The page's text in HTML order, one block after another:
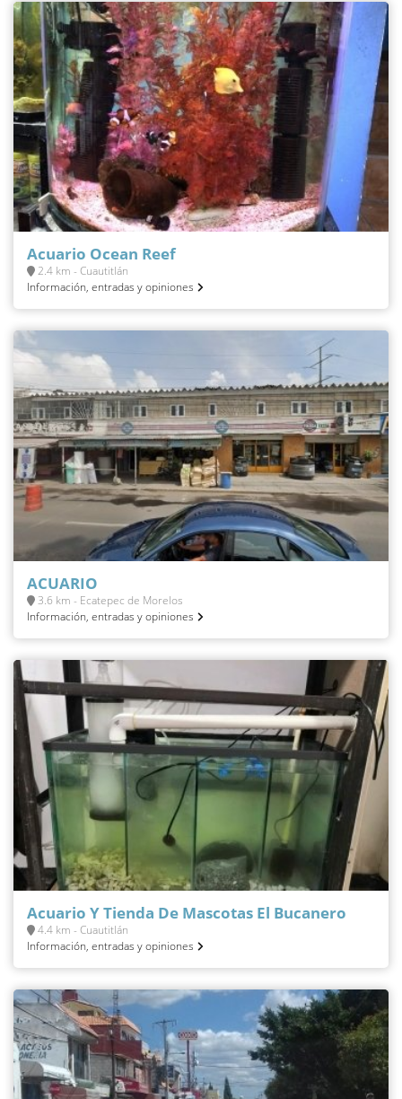
Acuario Ocean Reef
2.4 km - Cuautitlán
Información, entradas y opiniones
ACUARIO
3.6 km - Ecatepec de Morelos
Información, entradas y opiniones
Acuario Y Tienda De Mascotas El Bucanero
4.4 km - Cuautitlán
Información, entradas y opiniones